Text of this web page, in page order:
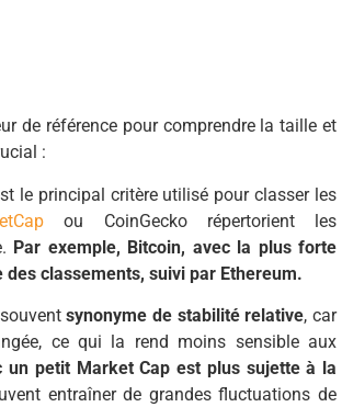
de référence pour comprendre la taille et
:
le principal critère utilisé pour classer les
ou CoinGecko répertorient les
Par exemple, Bitcoin, avec la plus forte
classements, suivi par Ethereum.
souventsynonyme de stabilité relative, car
ce qui la rend moins sensible aux
un petit Market Cap est plus sujette à la
entraîner de grandes fluctuations de